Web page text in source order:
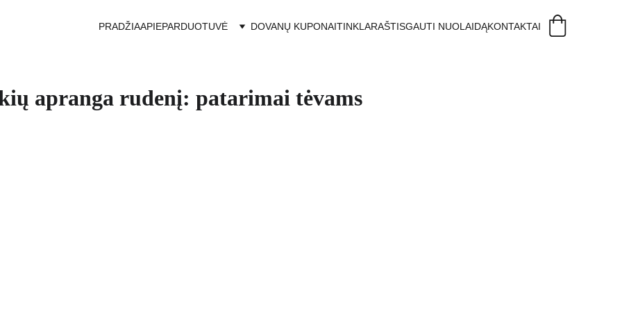
PRADŽIAAPIEPARDUOTUVĖ DOVANŲ KUPONAITINKLARAŠTISGAUTI NUOLAIDĄKONTAKTAI
apranga rudenį: patarimai tėvams